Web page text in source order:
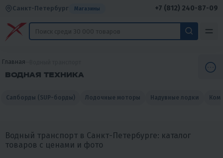
Санкт-Петербург Магазины +7 (812) 240-87-09
Главная
ВОДНАЯ ТЕХНИКА
Сапборды (SUP-борды) Лодочные моторы Надувные лодки
Водный транспорт в Санкт-Петербурге: каталог
товаров с ценами и фото